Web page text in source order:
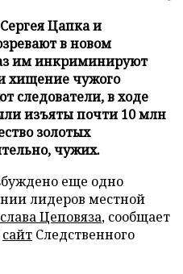
Цапка и
в новом
им инкриминируют
хищение чужого
следователи, в ходе
изъяты почти 10 млн
золотых
чужих.
еще одно
лидеров местной
Цеповяза, сообщает
сайт Следственного